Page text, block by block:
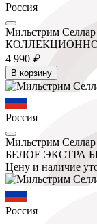
Россия
Мильстрим
4 990 ₽
В корзину
Россия
Мильстрим
БЕЛОЕ ЭКСТРА
Цену и наличие
Россия